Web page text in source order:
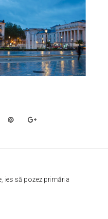
ies să pozez primăria